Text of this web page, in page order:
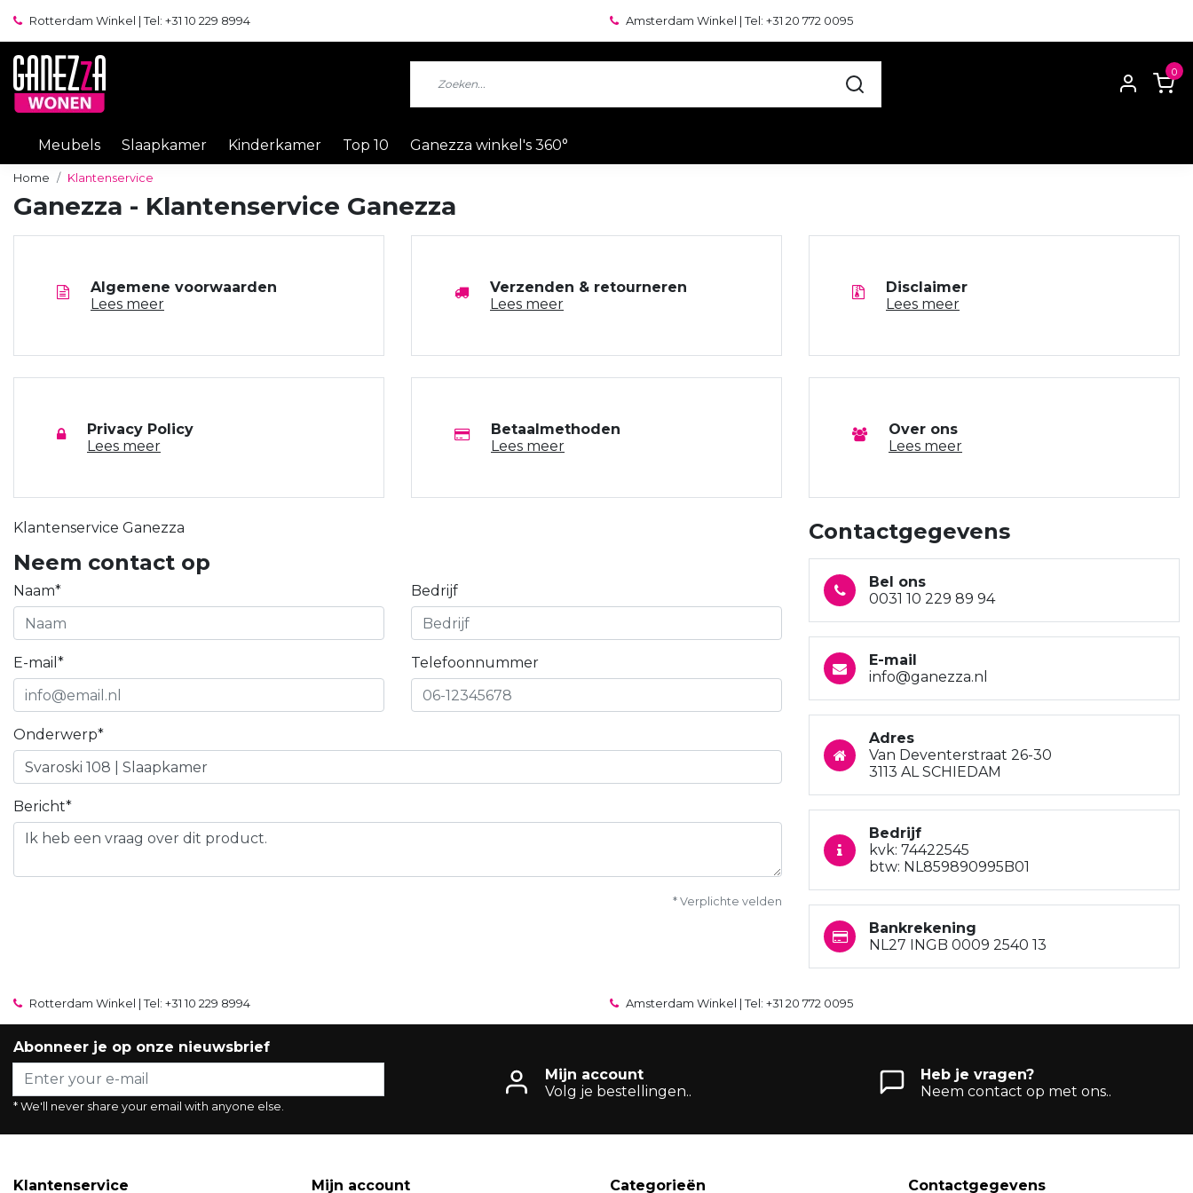
Rotterdam Winkel | Tel: +31 10 229 8994 Amsterdam Winkel | Tel: +31 20 772 0095
0
Meubels Slaapkamer Kinderkamer Top 10 Ganezza winkel's 360°
Home Klantenservice
Ganezza - Klantenservice Ganezza
Algemene voorwaarden
Lees meer
Verzenden & retourneren
Lees meer
Disclaimer
Lees meer
Privacy Policy
Lees meer
Betaalmethoden
Lees meer
Over ons
Lees meer
Klantenservice Ganezza
Neem contact op
Naam* Bedrijf
E-mail* Telefoonnummer
Onderwerp*
Bericht*
* Verplichte velden
Contactgegevens
Bel ons
0031 10 229 89 94
E-mail
info@ganezza.nl
Adres
Van Deventerstraat 26-30
3113 AL SCHIEDAM
Bedrijf
kvk: 74422545
btw: NL859890995B01
Bankrekening
NL27 INGB 0009 2540 13
Rotterdam Winkel | Tel: +31 10 229 8994 Amsterdam Winkel | Tel: +31 20 772 0095
Abonneer je op onze nieuwsbrief
* We'll never share your email with anyone else.
Mijn account
Volg je bestellingen..
Heb je vragen?
Neem contact op met ons..
Klantenservice Mijn account Categorieën Contactgegevens